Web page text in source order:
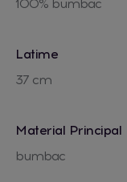
100% bumbac
Latime
37 cm
Material Principal
bumbac